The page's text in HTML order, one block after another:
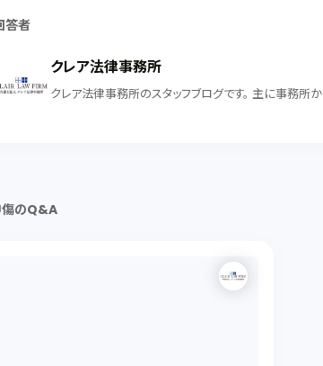
答者
クレア法律事務所
クレア法律事務所のスタッフブログです。 主に事務所
のQ&A